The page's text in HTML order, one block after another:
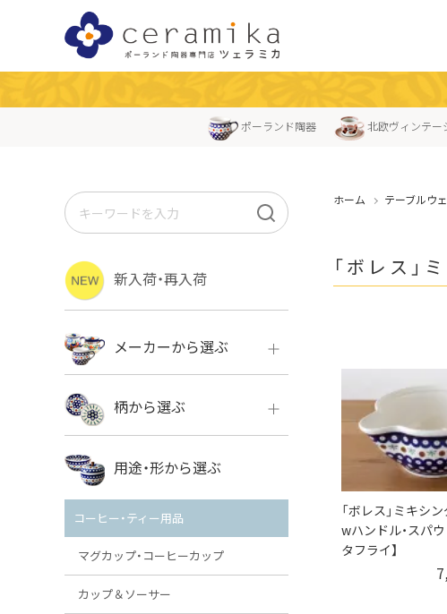
ポーランド陶器 北欧ヴィンテー
ホーム テーブルウ
「ボレス」
「ボレス」ミキシ
wハンドル・スパ
タフライ】
新入荷・再入荷
メーカーから選ぶ
ボレス
VENA
ミレナ
柄から選ぶ
ボレス
用途・形から選ぶ
コーヒー・ティー用品
マグカップ・コーヒーカップ
カップ＆ソーサー